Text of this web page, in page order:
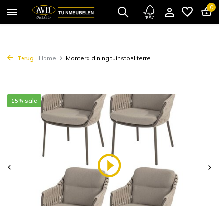
0
Terug Home Montera dining tuinstoel terre...
15% sale